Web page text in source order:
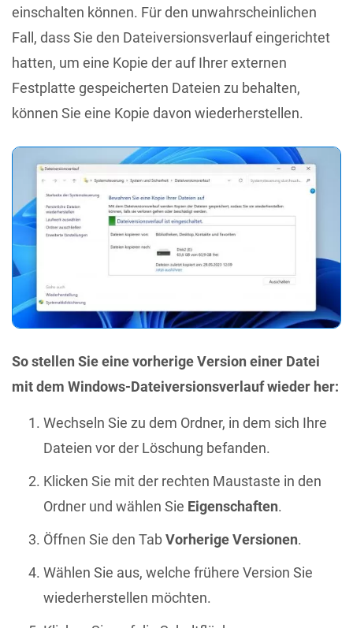
einschalten können. Für den unwahrscheinlichen
Fall, dass Sie den Dateiversionsverlauf eingerichtet
hatten, um eine Kopie der auf Ihrer externen
Festplatte gespeicherten Dateien zu behalten,
können Sie eine Kopie davon wiederherstellen.
So stellen Sie eine vorherige Version einer Datei
mit dem Windows-Dateiversionsverlauf wieder her:
Wechseln Sie zu dem Ordner, in dem sich Ihre
Dateien vor der Löschung befanden.
Klicken Sie mit der rechten Maustaste in den
Ordner und wählen Sie Eigenschaften.
Öffnen Sie den TabVorherige Versionen.
Wählen Sie aus, welche frühere Version Sie
wiederherstellen möchten.